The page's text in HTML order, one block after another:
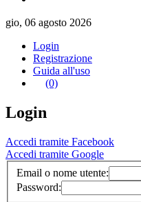
gio, 06 agosto 2026
Login
Registrazione
Guida all'uso
(0)
Login
Accedi tramite Facebook
Accedi tramite Google
Email o nome utente:
Password: